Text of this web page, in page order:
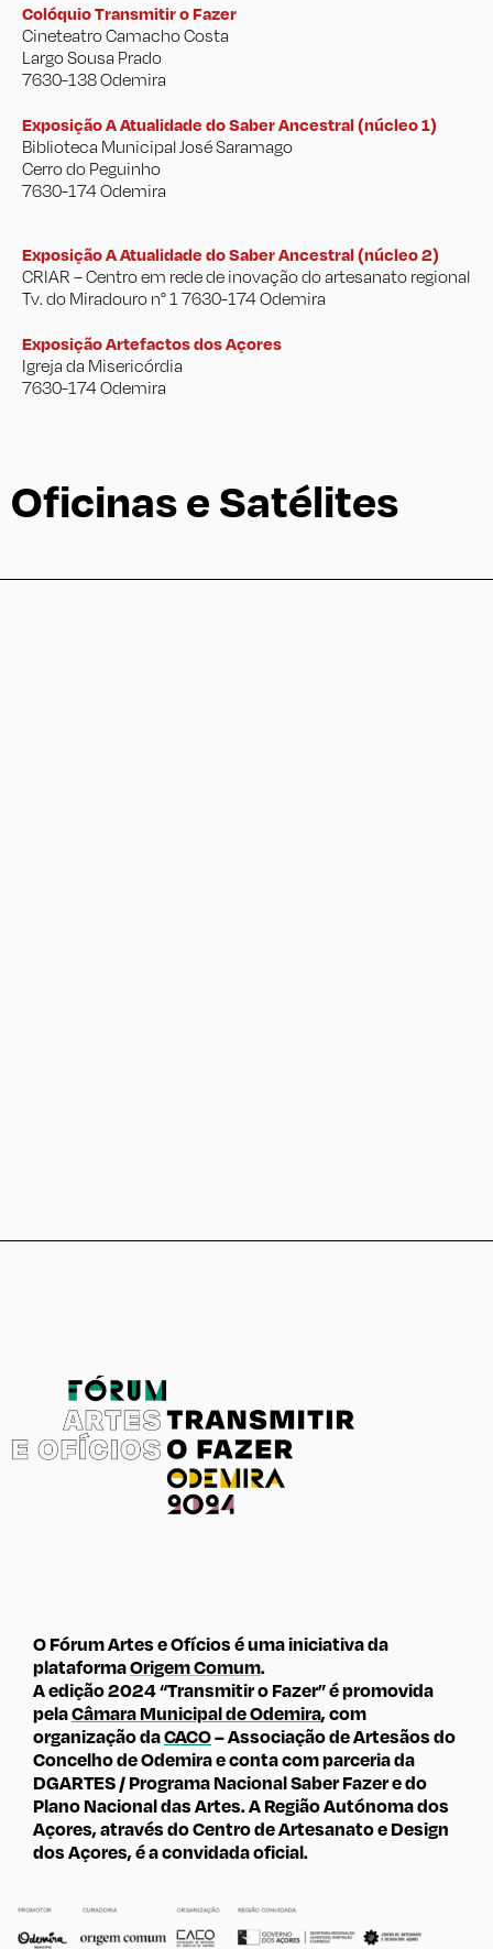
Colóquio Transmitir o Fazer
Cineteatro Camacho Costa
Largo Sousa Prado
7630-138 Odemira
Exposição A Atualidade do Saber Ancestral (núcleo 1)
Biblioteca Municipal José Saramago
Cerro do Peguinho
7630-174 Odemira
Exposição A Atualidade do Saber Ancestral (núcleo 2)
CRIAR – Centro em rede de inovação do artesanato regional
Tv. do Miradouro n° 1 7630-174 Odemira
Exposição Artefactos dos Açores
Igreja da Misericórdia
7630-174 Odemira
Oficinas e Satélites
O Fórum Artes e Ofícios é uma iniciativa da
plataformaOrigem Comum.
A edição 2024 “Transmitir o Fazer” é promovida
pelaCâmara Municipal de Odemira, com
organização daCACO– Associação de Artesãos do
Concelho de Odemira e conta com parceria da
DGARTES / Programa Nacional Saber Fazer e do
Plano Nacional das Artes. A Região Autónoma dos
Açores, através do Centro de Artesanato e Design
dos Açores, é a convidada oficial.